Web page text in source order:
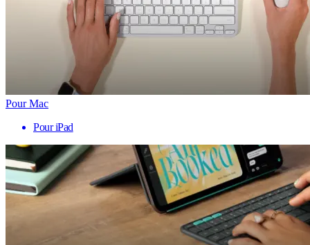
Pour Mac
Pour iPad